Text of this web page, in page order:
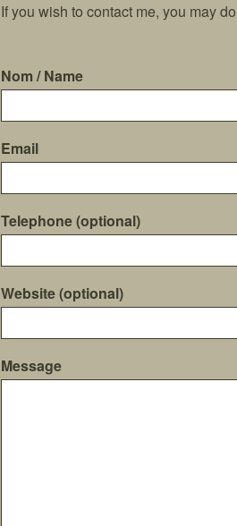
If you wish to contact me, you may
Nom / Name
Email
Telephone (optional)
Website (optional)
Message